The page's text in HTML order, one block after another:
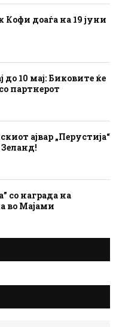
Кофи доаѓа на 19 јуни
до 10 мај: Биковите ќе
партнерот
ајвар „Перустија“
Зеланд!
со награда на
во Мајами